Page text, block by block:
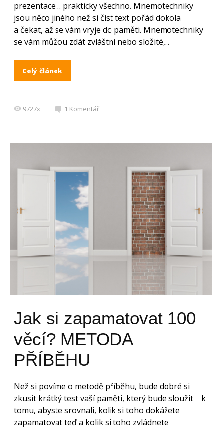
prezentace… prakticky všechno. Mnemotechniky
jsou něco jiného než si číst text pořád dokola
a čekat, až se vám vryje do paměti. Mnemotechniky
se vám můžou zdát zvláštní nebo složité,...
Celý článek
9727x 1 Komentář
Jak si zapamatovat 100
věcí? METODA
PŘÍBĚHU
Než si povíme o metodě příběhu, bude dobré si
zkusit krátký test vaší paměti, který bude sloužit k
tomu, abyste srovnali, kolik si toho dokážete
zapamatovat teď a kolik si toho zvládnete